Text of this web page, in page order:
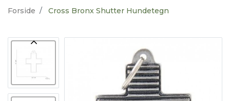
Forside Cross Bronx Shutter Hundetegn